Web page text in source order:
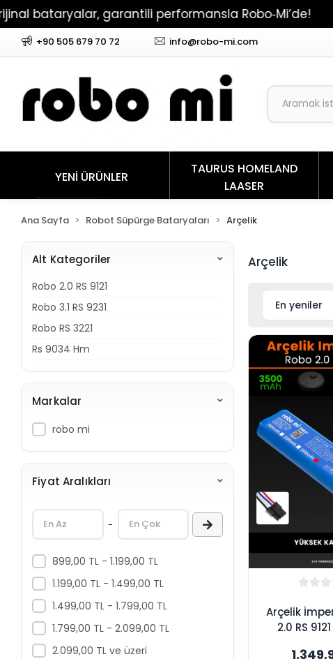
garantili performansla Robo‑Mi’de! Xiaomi
+90 505 679 70 72 info@robo-mi.com
YENİ ÜRÜNLER
TAURUS HOMELAND
LAASER
Ana Sayfa Robot Süpürge Bataryaları Arçelik
Alt Kategoriler
Robo 2.0 RS 9121
Robo 3.1 RS 9231
Robo RS 3221
Rs 9034 Hm
Markalar
robo mi
Fiyat Aralıkları
-
899,00 TL - 1.199,00 TL
1.199,00 TL - 1.499,00 TL
1.499,00 TL - 1.799,00 TL
1.799,00 TL - 2.099,00 TL
2.099,00 TL ve üzeri
Arçelik
Arçelik
2.0 RS